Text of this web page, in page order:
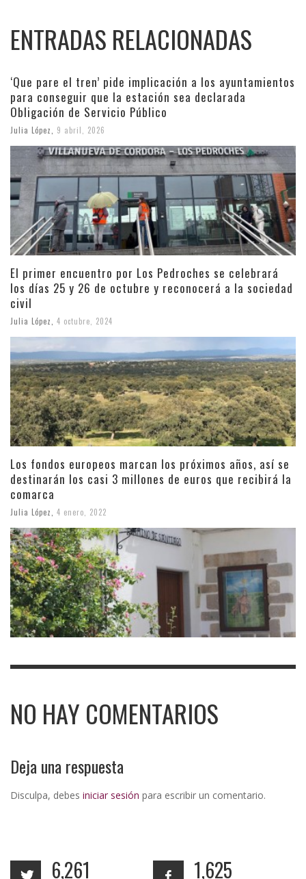
ENTRADAS RELACIONADAS
‘Que pare el tren’ pide implicación a los ayuntamientos
para conseguir que la estación sea declarada
Obligación de Servicio Público
Julia López 9 abril, 2026
El primer encuentro por Los Pedroches se celebrará
los días 25 y 26 de octubre y reconocerá a la sociedad
civil
Julia López 4 octubre, 2024
Los fondos europeos marcan los próximos años, así se
destinarán los casi 3 millones de euros que recibirá la
comarca
Julia López 4 enero, 2022
NO HAY COMENTARIOS
Deja una respuesta
Disculpa, debes iniciar sesión para escribir un comentario.
6,261 1,625